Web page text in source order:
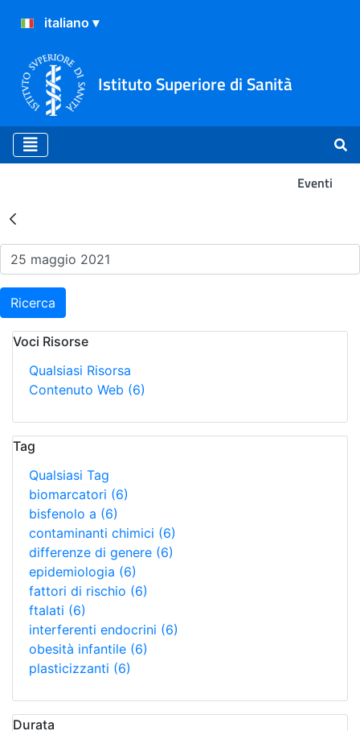
Istituto Superiore di Sanità
Eventi
Risultati della Ricerca -
Ricerca
Voci Risorse
Qualsiasi Risorsa
Contenuto Web (6)
Tag
Qualsiasi Tag
biomarcatori (6)
bisfenolo a (6)
contaminanti chimici (6)
differenze di genere (6)
epidemiologia (6)
fattori di rischio (6)
ftalati (6)
interferenti endocrini (6)
obesità infantile (6)
plasticizzanti (6)
Durata